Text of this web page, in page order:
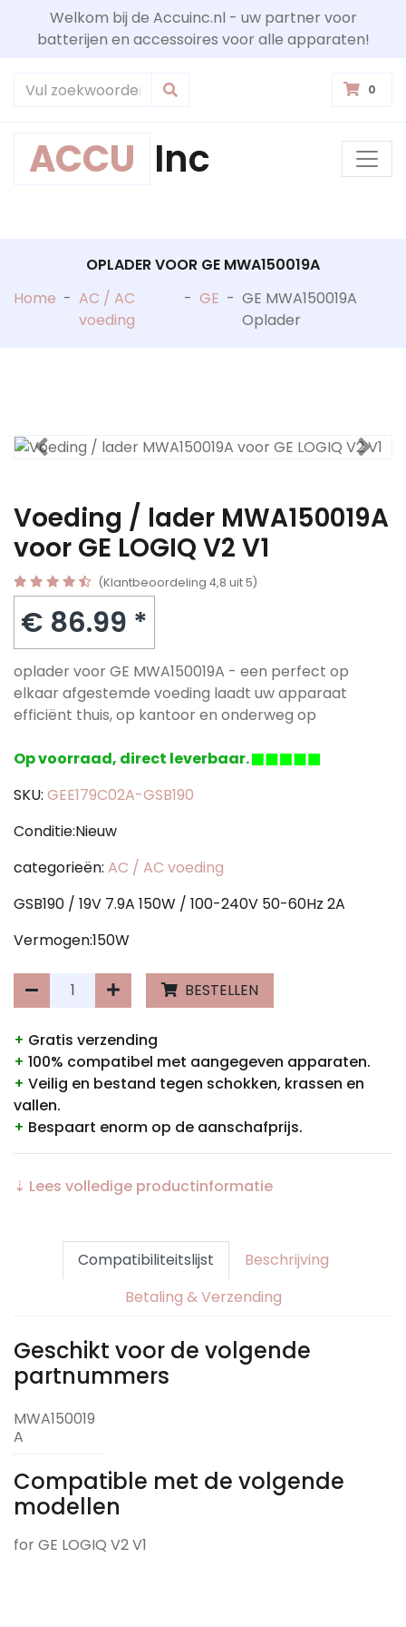
Welkom bij de Accuinc.nl - uw partner voor
batterijen en accessoires voor alle apparaten!
0
ACCU Inc
OPLADER VOOR GE MWA150019A
Home - AC / AC
voeding
- GE - GE MWA150019A
Oplader
Voeding / lader MWA150019A
voor GE LOGIQ V2 V1
(Klantbeoordeling 4,8 uit 5)
€ 86.99 *
oplader voor GE MWA150019A - een perfect op
elkaar afgestemde voeding laadt uw apparaat
efficiënt thuis, op kantoor en onderweg op
Op voorraad, direct leverbaar.
SKU: GEE179C02A-GSB190
Conditie:Nieuw
categorieën: AC / AC voeding
GSB190 / 19V 7.9A 150W / 100-240V 50-60Hz 2A
Vermogen:150W
BESTELLEN
+ Gratis verzending
+ 100% compatibel met aangegeven apparaten.
+ Veilig en bestand tegen schokken, krassen en
vallen.
+ Bespaart enorm op de aanschafprijs.
⇣ Lees volledige productinformatie
Compatibiliteitslijst
Beschrijving
Betaling & Verzending
Geschikt voor de volgende
partnummers
MWA150019
A
Compatible met de volgende
modellen
for GE LOGIQ V2 V1